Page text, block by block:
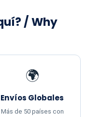
/ Why
🌍
Envíos Globales
Más de 50 países con